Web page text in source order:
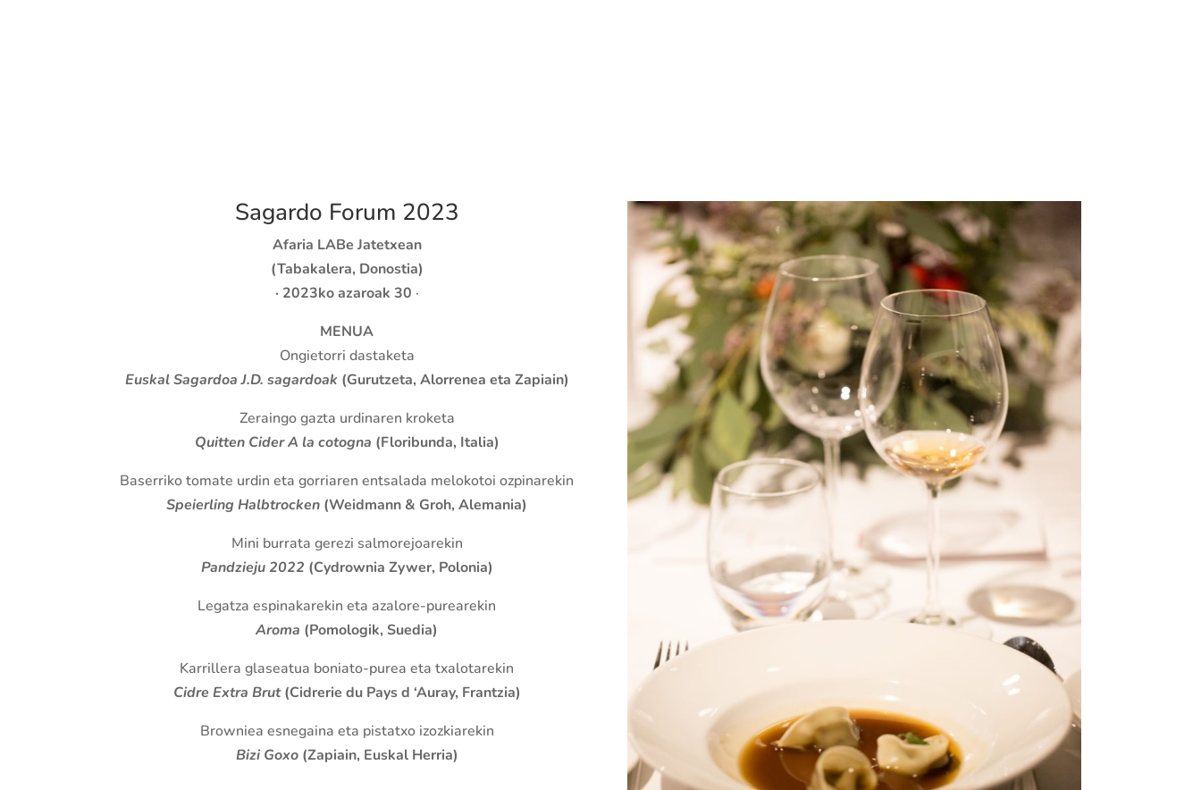
Sagardo Forum 2023
Afaria LABe Jatetxean
(Tabakalera, Donostia)
· 2023ko azaroak 30 ·
MENUA
Ongietorri dastaketa
Euskal Sagardoa J.D. sagardoak (Gurutzeta, Alorrenea eta Zapiain)
Zeraingo gazta urdinaren kroketa
Quitten Cider A la cotogna (Floribunda, Italia)
Baserriko tomate urdin eta gorriaren entsalada melokotoi ozpinarekin
Speierling Halbtrocken (Weidmann & Groh, Alemania)
Mini burrata gerezi salmorejoarekin
Pandzieju 2022 (Cydrownia Zywer, Polonia)
Legatza espinakarekin eta azalore-purearekin
Aroma (Pomologik, Suedia)
Karrillera glaseatua boniato-purea eta txalotarekin
Cidre Extra Brut(Cidrerie du Pays d ‘Auray, Frantzia)
Browniea esnegaina eta pistatxo izozkiarekin
Bizi Goxo(Zapiain, Euskal Herria)